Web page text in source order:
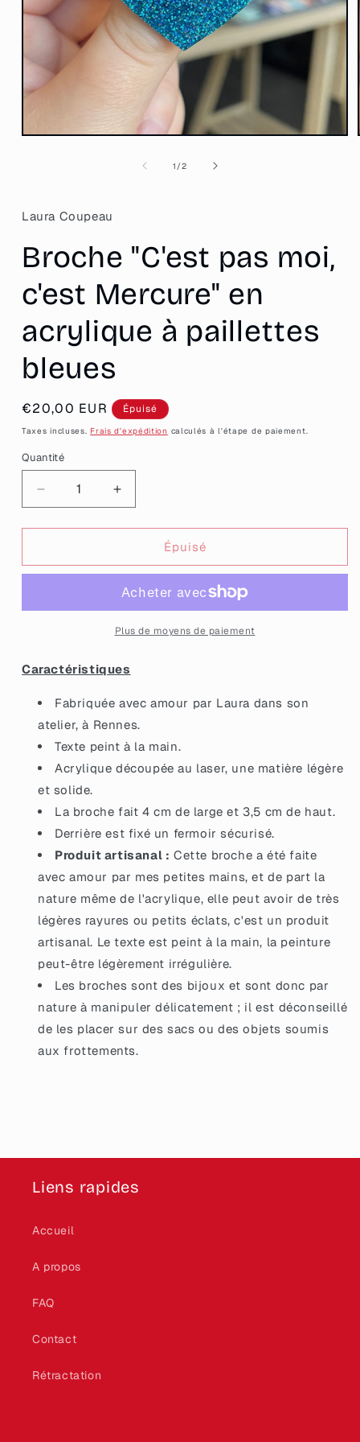
Ouvrir
fenêtre
modale
1 /de
2
Laura Coupeau
Broche "C'est pas moi,
c'est Mercure" en
acrylique à paillettes
bleues
Prix
habituel
€20,00 EUR Épuisé
Taxes incluses. Frais d'expédition calculés à l'étape de paiement.
Quantité
Quantité
Réduire
la
quantité
Broche
moi,
en
à
bleues
Augmenter
la
quantité
Broche
&quot;C&#39;est
pas
moi,
c&#39;est
en
à
bleues
Épuisé
Plus de moyens de paiement
Caractéristiques
Fabriquée avec amour par Laura dans son
atelier, à Rennes.
Texte peint à la main.
Acrylique découpée au laser, une matière légère
et solide.
La broche fait 4 cm de large et 3,5 cm de haut.
Derrière est fixé un fermoir sécurisé.
Produit artisanal : Cette broche a été faite
avec amour par mes petites mains, et de part la
nature même de l'acrylique, elle peut avoir de très
légères rayures ou petits éclats, c'est un produit
artisanal. Le texte est peint à la main, la peinture
peut-être légèrement irrégulière.
Les broches sont des bijoux et sont donc par
nature à manipuler délicatement ; il est déconseillé
de les placer sur des sacs ou des objets soumis
aux frottements.
Liens rapides
Accueil
A propos
FAQ
Contact
Rétractation